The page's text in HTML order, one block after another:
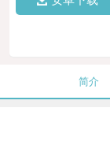
简介